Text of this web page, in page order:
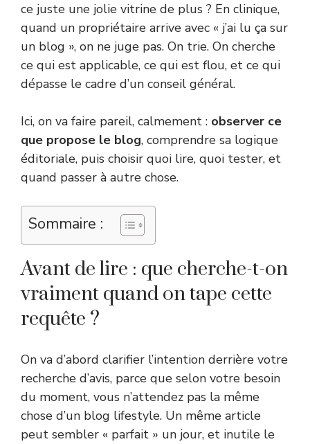
ce juste une jolie vitrine de plus ? En clinique,
quand un propriétaire arrive avec « j’ai lu ça sur
un blog », on ne juge pas. On trie. On cherche
ce qui est applicable, ce qui est flou, et ce qui
dépasse le cadre d’un conseil général.
Ici, on va faire pareil, calmement : observer ce
que propose le blog, comprendre sa logique
éditoriale, puis choisir quoi lire, quoi tester, et
quand passer à autre chose.
Sommaire :
Avant de lire : que cherche-t-on
vraiment quand on tape cette
requête ?
On va d’abord clarifier l’intention derrière votre
recherche d’avis, parce que selon votre besoin
du moment, vous n’attendez pas la même
chose d’un blog lifestyle. Un même article
peut sembler « parfait » un jour, et inutile le